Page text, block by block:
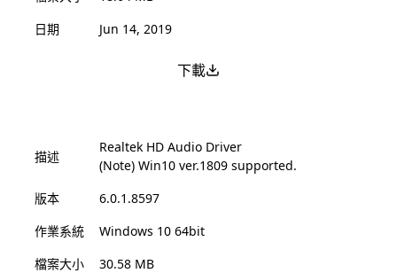
日期
Jun 14, 2019
下載
描述
Realtek HD Audio Driver
(Note) Win10 ver.1809 supported.
版本
6.0.1.8597
作業系統
Windows 10 64bit
檔案大小
30.58 MB